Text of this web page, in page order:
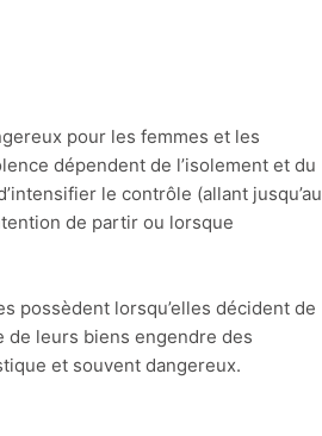
pour les femmes et les
dépendent de l’isolement et du
le contrôle (allant jusqu’au
de partir ou lorsque
possèdent lorsqu’elles décident de
de leurs biens engendre des
et souvent dangereux.